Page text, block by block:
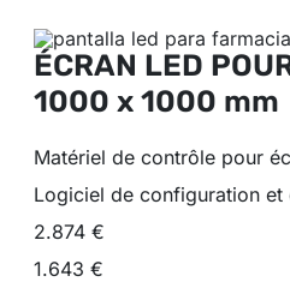
ÉCRAN LED
1000 x 1000 mm
Matériel de contrôle pour
Logiciel de configuration et
2.874 €
1.643 €